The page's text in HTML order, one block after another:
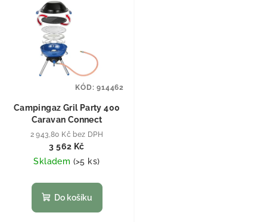
Campingaz Gril Party 400
Caravan Connect
2 943,80 Kč bez DPH
3 562 Kč
Skladem (>5 ks)
Do košíku
KÓD:914462